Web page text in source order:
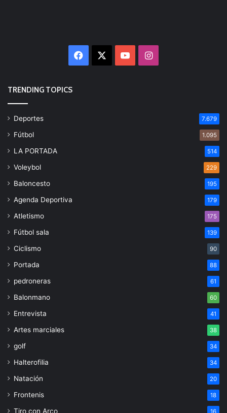
Facebook YouTubeInstagram
TRENDING TOPICS
Deportes 7.679
Fútbol 1.095
LA PORTADA 514
Voleybol 229
Baloncesto 195
Agenda Deportiva 179
Atletismo 175
Fútbol sala 139
Ciclismo 90
Portada 88
pedroneras 61
Balonmano 60
Entrevista 41
Artes marciales 38
golf 34
Halterofilia 34
Natación 20
Frontenis 18
Tiro con Arco 16